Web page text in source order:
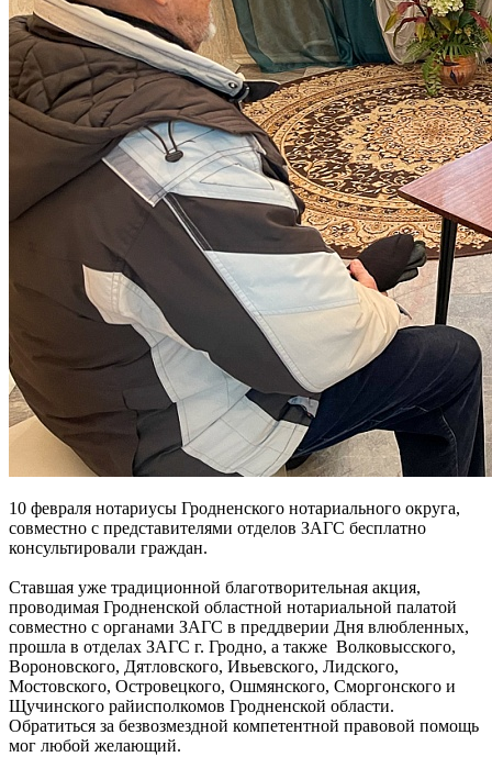
10 февраля нотариусы Гродненского нотариального округа,
совместно с представителями отделов ЗАГС бесплатно
консультировали граждан.
Ставшая уже традиционной благотворительная акция,
проводимая Гродненской областной нотариальной палатой
совместно с органами ЗАГС в преддверии Дня влюбленных,
прошла в отделах ЗАГС г. Гродно, а также Волковысского,
Вороновского, Дятловского, Ивьевского, Лидского,
Мостовского, Островецкого, Ошмянского, Сморгонского и
Щучинского райисполкомов Гродненской области.
Обратиться за безвозмездной компетентной правовой помощь
мог любой желающий.